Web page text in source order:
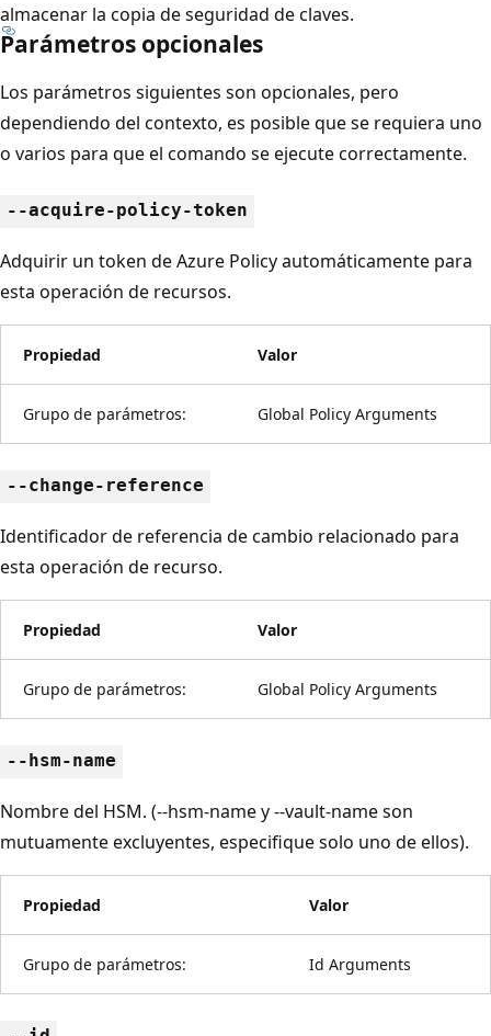
almacenar la copia de seguridad de claves.
Parámetros opcionales
Los parámetros siguientes son opcionales, pero
dependiendo del contexto, es posible que se requiera uno
o varios para que el comando se ejecute correctamente.
--acquire-policy-token
Adquirir un token de Azure Policy automáticamente para
esta operación de recursos.
Propiedad Valor
Grupo de parámetros: Global Policy Arguments
--change-reference
Identificador de referencia de cambio relacionado para
esta operación de recurso.
Propiedad Valor
Grupo de parámetros: Global Policy Arguments
--hsm-name
Nombre del HSM. (--hsm-name y --vault-name son
mutuamente excluyentes, especifique solo uno de ellos).
Propiedad Valor
Grupo de parámetros: Id Arguments